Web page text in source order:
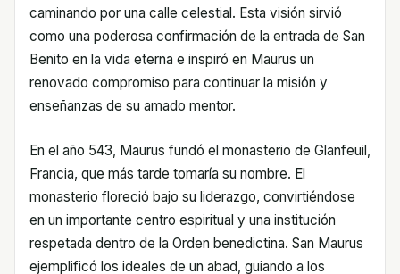
caminando por una calle celestial. Esta visión sirvió
como una poderosa confirmación de la entrada de San
Benito en la vida eterna e inspiró en Maurus un
renovado compromiso para continuar la misión y
enseñanzas de su amado mentor.
En el año 543, Maurus fundó el monasterio de Glanfeuil,
Francia, que más tarde tomaría su nombre. El
monasterio floreció bajo su liderazgo, convirtiéndose
en un importante centro espiritual y una institución
respetada dentro de la Orden benedictina. San Maurus
ejemplificó los ideales de un abad, guiando a los